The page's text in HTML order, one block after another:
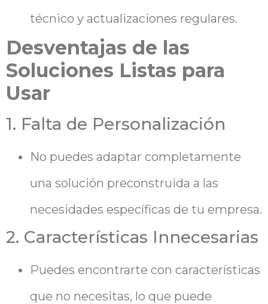
técnico y actualizaciones regulares.
Desventajas de las
Soluciones Listas para
Usar
1. Falta de Personalización
No puedes adaptar completamente
una solución preconstruida a las
necesidades específicas de tu empresa.
2. Características Innecesarias
Puedes encontrarte con características
que no necesitas, lo que puede